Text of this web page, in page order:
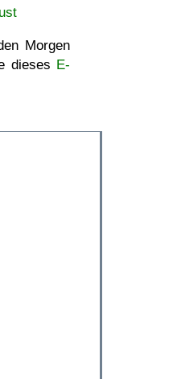
Morgen
dieses E-